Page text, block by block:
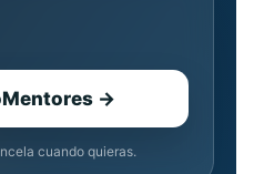
→
cuando quieras.